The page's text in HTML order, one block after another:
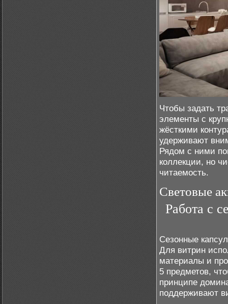
Чтобы задать
элементы с
жёсткими
удерживают
Рядом с ними
коллекции, но
читаемость.
Световые
Работа с
Сезонные
Для витрин
материалы и
5 предметов,
принципе
поддерживают